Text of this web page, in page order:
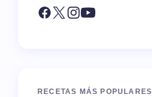
RECETAS MÁS POPULARES